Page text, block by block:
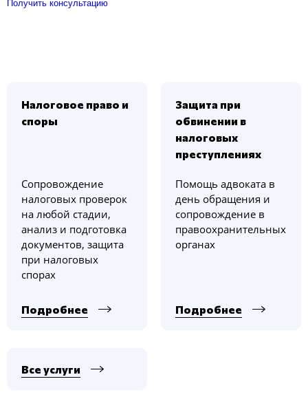
Получить консультацию
Налоговое право и
споры
Сопровождение
налоговых проверок
на любой стадии,
анализ и подготовка
документов, защита
при налоговых
спорах
Подробнее
Защита при
обвинении в
налоговых
преступлениях
Помощь адвоката в
день обращения и
сопровождение в
правоохранительных
органах
Подробнее
Все услуги